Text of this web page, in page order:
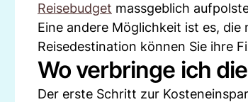
Reisebudget massgeblich
Eine andere Möglichkeit ist es,
Reisedestination können Sie ihre
Wo verbringe ich
Der erste Schritt zur